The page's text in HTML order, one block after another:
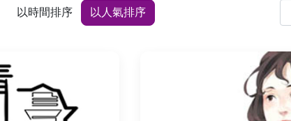
以時間排序 以人氣排序